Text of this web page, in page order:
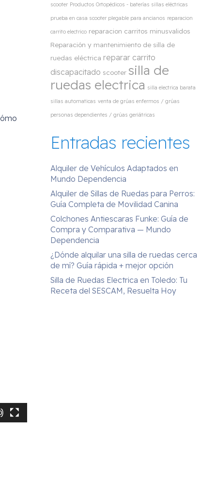
scooter Productos Ortopédicos - baterías sillas eléctricas
prueba en casa scooter plegable para ancianos reparacion
carrito electrico reparacion carritos minusvalidos
Reparación y mantenimiento de silla de
ruedas eléctrica reparar carrito
discapacitado scooter silla de
ruedas electrica silla electrica barata
sillas automaticas venta de grúas enfermos / grúas
personas dependientes / grúas geriátricas
Entradas recientes
Alquiler de Vehículos Adaptados en
Mundo Dependencia
Alquiler de Sillas de Ruedas para Perros:
Guía Completa de Movilidad Canina
Colchones Antiescaras Funke: Guía de
Compra y Comparativa — Mundo
Dependencia
¿Dónde alquilar una silla de ruedas cerca
de mí? Guía rápida + mejor opción
Silla de Ruedas Electrica en Toledo: Tu
Receta del SESCAM, Resuelta Hoy